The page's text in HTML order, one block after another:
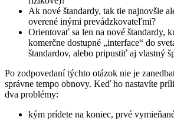
Ak nové štandardy, tak tie najnovšie
overené inými prevádzkovateľmi?
Orientovať sa len na nové štandardy,
komerčne dostupné „interface“ do
štandardov, alebo pripustiť aj vlastný
Po zodpovedaní týchto otázok nie je
správne tempo obnovy. Keď ho nastavíte
dva problémy:
kým prídete na koniec, prvé